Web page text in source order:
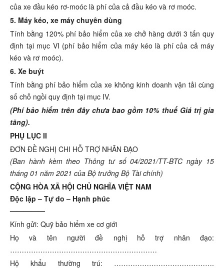
của xe đầu kéo rơ-moóc là phí của cả đầu kéo và rơ moóc.
5. Máy kéo, xe máy chuyên dùng
Tính bằng 120% phí bảo hiểm của xe chở hàng dưới 3 tấn quy
định tại mục VI (phí bảo hiểm của máy kéo là phí của cả máy
kéo và rơ moóc).
6. Xe buýt
Tính bằng phí bảo hiểm của xe không kinh doanh vận tải cùng
số chỗ ngồi quy định tại mục IV.
(Phí bảo hiểm trên đây chưa bao gồm 10% thuế Giá trị gia
tăng).
PHỤ LỤC II
ĐƠN ĐỀ NGHỊ CHI HỖ TRỢ NHÂN ĐẠO
(Ban hành kèm theo Thông tư số 04/2021/TT-BTC ngày 15
tháng 01 năm 2021 của Bộ trưởng Bộ Tài chính)
CỘNG HÒA XÃ HỘI CHỦ NGHĨA VIỆT NAM
Độc lập – Tự do – Hạnh phúc
—————
Kính gửi: Quỹ bảo hiểm xe cơ giới
Họ và tên người đề nghị hỗ trợ nhân đạo:
………………………………………………………
Hộ khẩu thường trú: …………………………………….